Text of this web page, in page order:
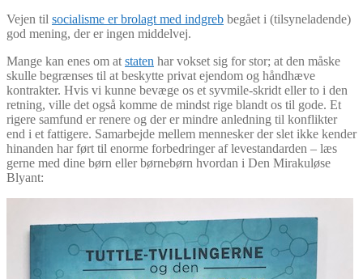
Vejen til socialisme er brolagt med indgreb begået i (tilsyneladende)
god mening, der er ingen middelvej.
Mange kan enes om at staten har vokset sig for stor; at den måske
skulle begrænses til at beskytte privat ejendom og håndhæve
kontrakter. Hvis vi kunne bevæge os et syvmile-skridt eller to i den
retning, ville det også komme de mindst rige blandt os til gode. Et
rigere samfund er renere og der er mindre anledning til konflikter
end i et fattigere. Samarbejde mellem mennesker der slet ikke kender
hinanden har ført til enorme forbedringer af levestandarden – læs
gerne med dine børn eller børnebørn hvordan i Den Mirakuløse
Blyant: